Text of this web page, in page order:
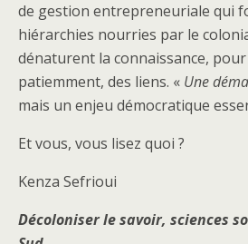
de gestion entrepreneuriale qui
hiérarchies nourries par le
dénaturent la connaissance,
patiemment, des liens. « Une
mais un enjeu démocratique
Et vous, vous lisez quoi ?
Kenza Sefrioui
Décoloniser le savoir, sciences